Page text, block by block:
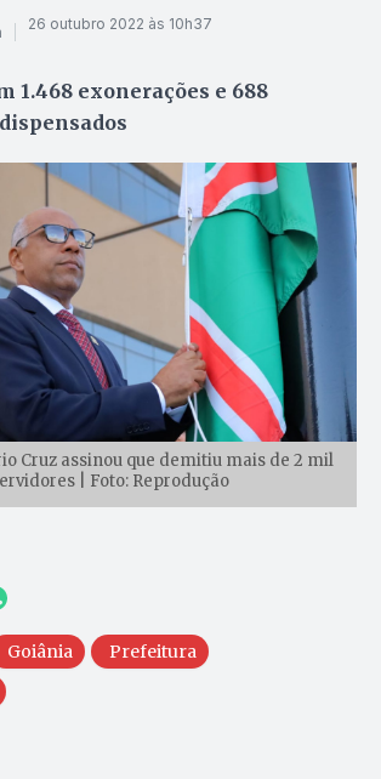
26 outubro 2022 às 10h37
1.468 exonerações e 688
Cruz assinou que demitiu mais de 2 mil
| Foto: Reprodução
Goiânia
Prefeitura